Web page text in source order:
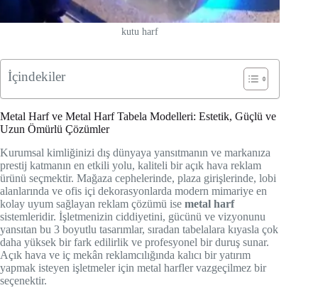
kutu harf
İçindekiler
Metal Harf ve Metal Harf Tabela Modelleri: Estetik, Güçlü ve
Uzun Ömürlü Çözümler
Kurumsal kimliğinizi dış dünyaya yansıtmanın ve markanıza
prestij katmanın en etkili yolu, kaliteli bir açık hava reklam
ürünü seçmektir. Mağaza cephelerinde, plaza girişlerinde, lobi
alanlarında ve ofis içi dekorasyonlarda modern mimariye en
kolay uyum sağlayan reklam çözümü ise metal harf
sistemleridir. İşletmenizin ciddiyetini, gücünü ve vizyonunu
yansıtan bu 3 boyutlu tasarımlar, sıradan tabelalara kıyasla çok
daha yüksek bir fark edilirlik ve profesyonel bir duruş sunar.
Açık hava ve iç mekân reklamcılığında kalıcı bir yatırım
yapmak isteyen işletmeler için metal harfler vazgeçilmez bir
seçenektir.